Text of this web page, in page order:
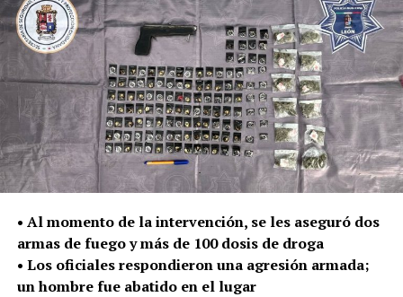
• Al momento de la intervención, se les aseguró dos
armas de fuego y más de 100 dosis de droga
• Los oficiales respondieron una agresión armada;
un hombre fue abatido en el lugar